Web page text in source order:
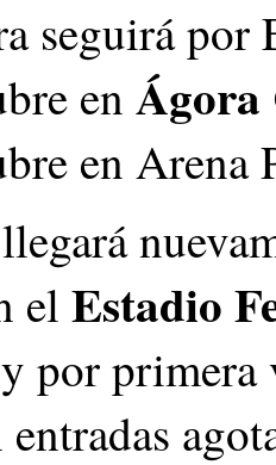
seguirá por
en Ágora
en Arena
llegará
el Estadio
y por primera